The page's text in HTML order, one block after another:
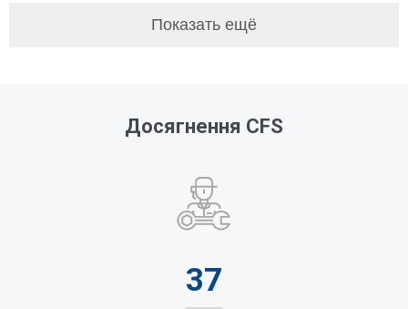
Станції технічного обслуговування CAR FLEET SERVICE
автопарку по всій території України.
підключення електронного документообігу.
3. Оптимізація витрат на обслуговування і управління
4. ONLINE історія обслуговування автопарку через
5. Персональний менеджер
Показать ещё
Досягнення CFS
37